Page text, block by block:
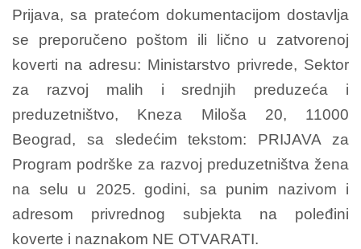
Prijava, sa pratećom dokumentacijom dostavlja
se preporučeno poštom ili lično u zatvorenoj
koverti na adresu: Ministarstvo privrede, Sektor
za razvoj malih i srednjih preduzeća i
preduzetništvo, Kneza Miloša 20, 11000
Beograd, sa sledećim tekstom: PRIJAVA za
Program podrške za razvoj preduzetništva žena
na selu u 2025. godini, sa punim nazivom i
adresom privrednog subjekta na poleđini
koverte i naznakom NE OTVARATI.